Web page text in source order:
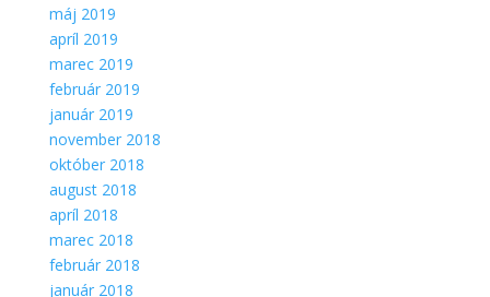
máj 2019
apríl 2019
marec 2019
február 2019
január 2019
november 2018
október 2018
august 2018
apríl 2018
marec 2018
február 2018
január 2018